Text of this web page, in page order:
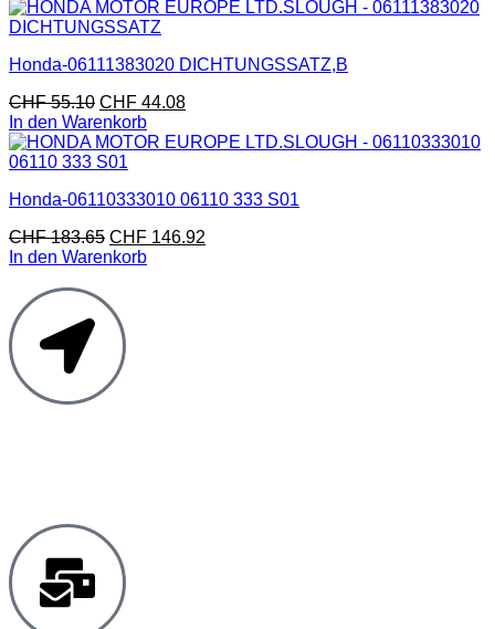
Honda-06111383020 DICHTUNGSSATZ,B
CHF55.10 CHF 44.08
In den Warenkorb
Honda-06110333010 06110 333 S01
CHF183.65 CHF 146.92
In den Warenkorb